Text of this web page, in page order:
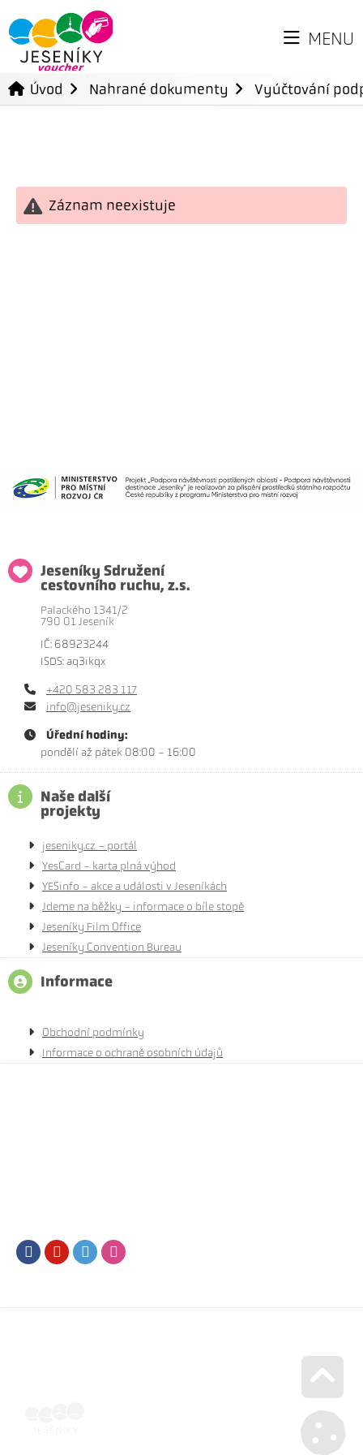
MENU
Úvod Nahrané dokumenty Vyúčtování
Záznam neexistuje
Jeseníky Sdružení
cestovního ruchu, z.s.
Palackého 1341/2
790 01 Jeseník
IČ: 68923244
ISDS: aq3ikqx
+420 583 283 117
info@jeseniky.cz
Úřední hodiny:
pondělí až pátek 08:00 - 16:00
Naše další
projekty
jeseniky.cz - portál
YesCard - karta plná výhod
YESinfo - akce a události v Jeseníkách
Jdeme na běžky - informace o bíle stopě
Jeseníky Film Office
Jeseníky Convention Bureau
Informace
Obchodní podmínky
Informace o ochraně osobních údajů
FacebookYoutubeTwitter
Go